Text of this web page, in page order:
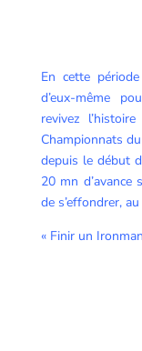
En cette
d’eux-même
revivez
Championnats
depuis le début
20 mn d’avance
de s’effondrer,
« Finir un